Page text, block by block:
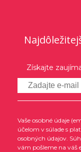
Získajte
Vaše osobné údaje
účelom v súlade s
osobných údajov.
vám pošleme na váš